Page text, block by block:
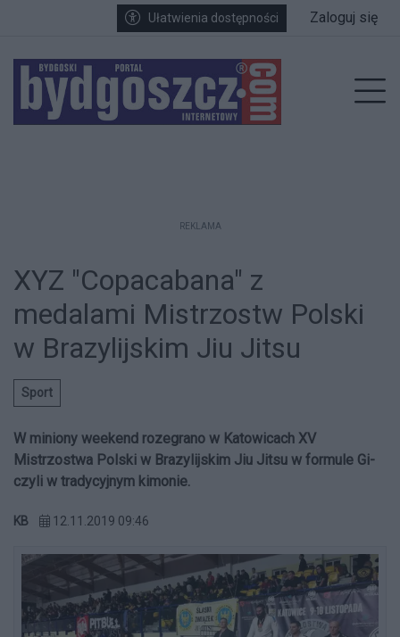
Przejdź do głównych treści
Przejdź do wyszukiwarki
Przejdź do głównego menuUłatwienia dostępności Zaloguj się
REKLAMA
XYZ "Copacabana" z
medalami Mistrzostw Polski
w Brazylijskim Jiu Jitsu
Sport
W miniony weekend rozegrano w Katowicach XV
Mistrzostwa Polski w Brazylijskim Jiu Jitsu w formule Gi-
czyli w tradycyjnym kimonie.
KB 12.11.2019 09:46